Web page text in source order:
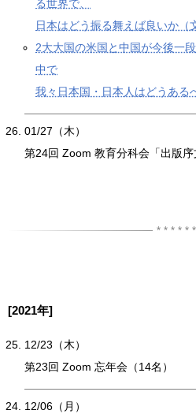
る世界で、
日本はどう振る舞えば良いか（
2大大国の米国と中国が今後一
中で
我々日本国・日本人はどうある
01/27（木）
第24回 Zoom 教育分科会「出版序
[2021年]
12/23（木）
第23回 Zoom 忘年会（14名）
12/06（月）